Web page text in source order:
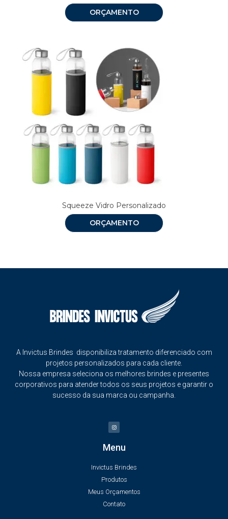
ORÇAMENTO
Squeeze Vidro Personalizado
ORÇAMENTO
A Invictus Brindes disponibiliza tratamento diferenciado com
projetos personalizados para cada cliente.
Nossa empresa seleciona os melhores brindes e presentes
corporativos para atender todos os seus projetos e garantir o
sucesso da sua marca ou campanha.
Menu
Invictus Brindes
Produtos
Meus Orçamentos
Contato